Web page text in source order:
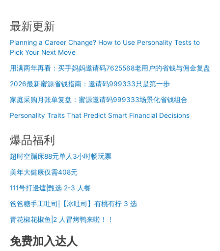
最新更新
Planning a Career Change? How to Use Personality Tests to
Pick Your Next Move
用满两年再看：买手妈妈邀请码7625568老用户的省钱与佣金复盘
2026最新蜜源省钱指南：邀请码999333只是第一步
家庭采购月账单复盘：蜜源邀请码999333场景化省钱组合
Personality Traits That Predict Smart Financial Decisions
爆品福利
超时空蹦床88元单人3小时畅玩票
美年大健康仅需408元
111号打邊爐|甄选 2-3 人餐
爸爸糖手工吐司|【冰吐司】有桃有柠 3 选
青花椒花椒鱼|2 人冒烤鸭来啦！！
免费加入达人